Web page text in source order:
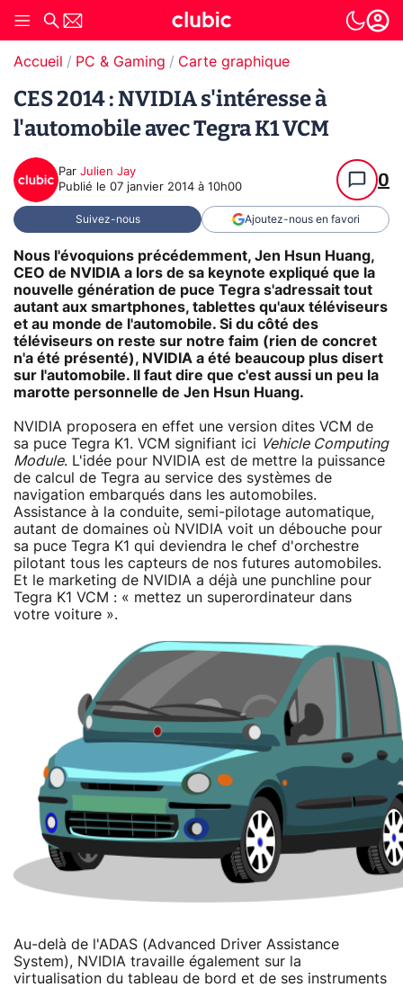
Accueil PC & Gaming Carte graphique
CES 2014 : NVIDIA s'intéresse à
l'automobile avec Tegra K1 VCM
Par Julien Jay
Publié le 07 janvier 2014 à 10h00 0
Suivez-nous Ajoutez-nous en favori
Nous l'évoquions précédemment, Jen Hsun Huang,
CEO de NVIDIA a lors de sa keynote expliqué que la
nouvelle génération de puce Tegra s'adressait tout
autant aux smartphones, tablettes qu'aux téléviseurs
et au monde de l'automobile. Si du côté des
téléviseurs on reste sur notre faim (rien de concret
n'a été présenté), NVIDIA a été beaucoup plus disert
sur l'automobile. Il faut dire que c'est aussi un peu la
marotte personnelle de Jen Hsun Huang.
NVIDIA proposera en effet une version dites VCM de
sa puce Tegra K1. VCM signifiant ici Vehicle Computing
Module. L'idée pour NVIDIA est de mettre la puissance
de calcul de Tegra au service des systèmes de
navigation embarqués dans les automobiles.
Assistance à la conduite, semi-pilotage automatique,
autant de domaines où NVIDIA voit un débouche pour
sa puce Tegra K1 qui deviendra le chef d'orchestre
pilotant tous les capteurs de nos futures automobiles.
Et le marketing de NVIDIA a déjà une punchline pour
Tegra K1 VCM : « mettez un superordinateur dans
votre voiture ».
Au-delà de l'ADAS (Advanced Driver Assistance
System), NVIDIA travaille également sur la
virtualisation du tableau de bord et de ses instruments